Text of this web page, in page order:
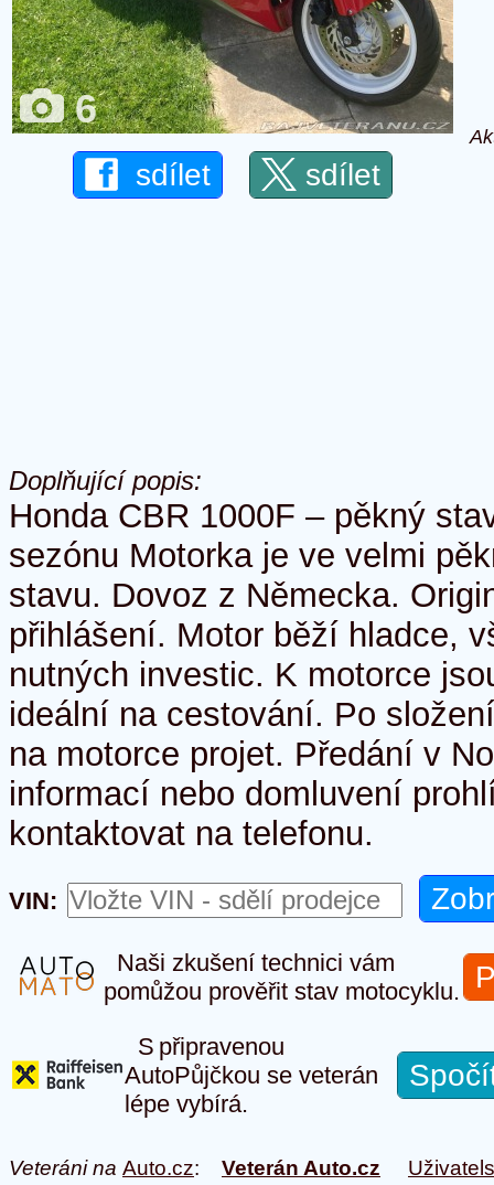
6
sdílet sdílet
Doplňující popis:
Honda CBR 1000F – pěkný
sezónu Motorka je ve velmi
stavu. Dovoz z Německa.
přihlášení. Motor běží hladce,
nutných investic. K motorce
ideální na cestování. Po
na motorce projet. Předání v
informací nebo domluvení
kontaktovat na telefonu.
VIN:
Naši zkušení technici vám
pomůžou prověřit stav motocyklu.
S připravenou
AutoPůjčkou se veterán
lépe vybírá.
Veteráni na Auto.cz: Veterán Auto.cz